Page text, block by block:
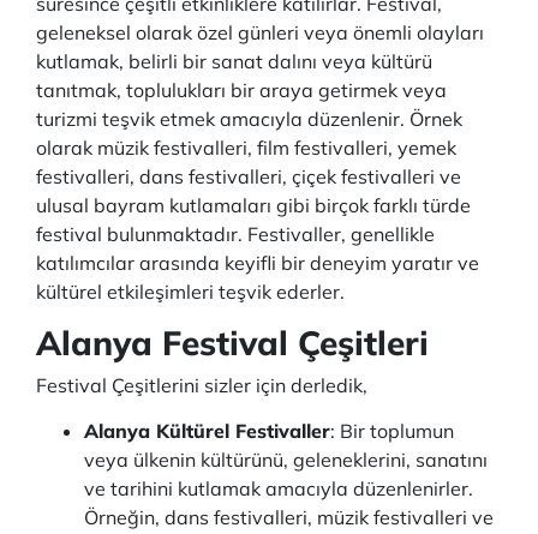
geleneksel olarak özel günleri veya önemli olayları
kutlamak, belirli bir sanat dalını veya kültürü
tanıtmak, toplulukları bir araya getirmek veya
turizmi teşvik etmek amacıyla düzenlenir. Örnek
olarak müzik festivalleri, film festivalleri, yemek
festivalleri, dans festivalleri, çiçek festivalleri ve
ulusal bayram kutlamaları gibi birçok farklı türde
festival bulunmaktadır. Festivaller, genellikle
katılımcılar arasında keyifli bir deneyim yaratır ve
kültürel etkileşimleri teşvik ederler.
Alanya Festival Çeşitleri
Festival Çeşitlerini sizler için derledik,
Alanya Kültürel Festivaller: Bir toplumun
veya ülkenin kültürünü, geleneklerini, sanatını
ve tarihini kutlamak amacıyla düzenlenirler.
Örneğin, dans festivalleri, müzik festivalleri ve